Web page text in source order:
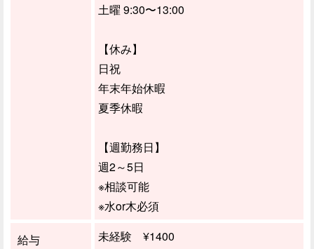
土曜 9:30〜13:00
【休み】
日祝
年末年始休暇
夏季休暇
【週勤務日】
週2～5日
※相談可能
※水or木必須
給与
未経験 ¥1400